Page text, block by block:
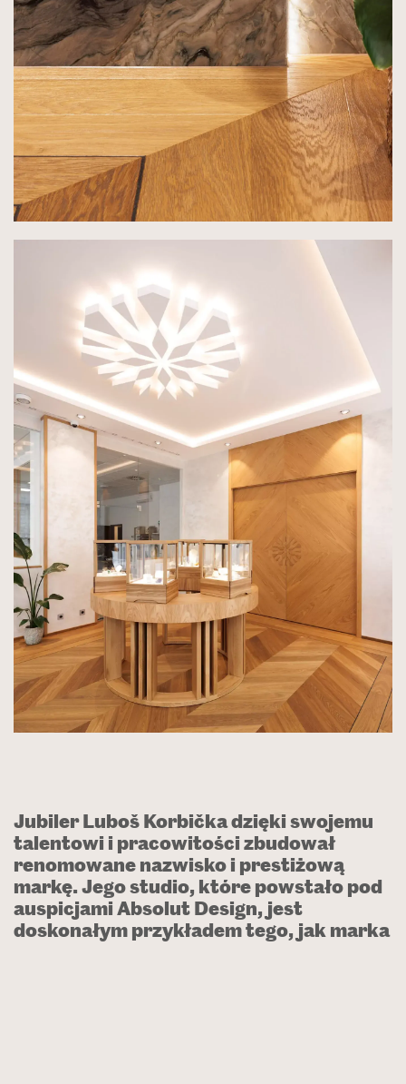
Jubiler Luboš Korbička dzięki swojemu
talentowi i pracowitości zbudował
renomowane nazwisko i prestiżową
markę. Jego studio, które powstało pod
auspicjami Absolut Design, jest
doskonałym przykładem tego, jak marka